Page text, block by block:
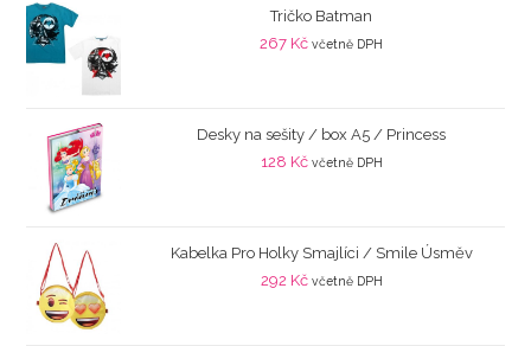
Tričko Batman
267 Kč včetně DPH
Desky na sešity / box A5 / Princess
128 Kč včetně DPH
Kabelka Pro Holky Smajlíci / Smile Úsměv
292 Kč včetně DPH